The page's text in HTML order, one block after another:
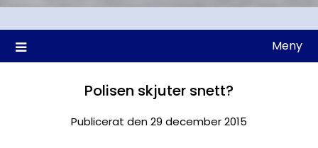
Meny
Polisen skjuter snett?
Publicerat den 29 december 2015